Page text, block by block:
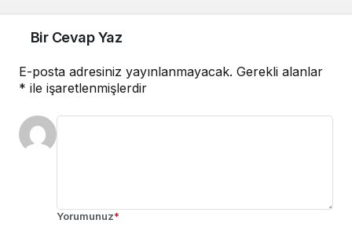
Bir Cevap Yaz
E-posta adresiniz yayınlanmayacak. Gerekli alanlar
* ile işaretlenmişlerdir
Yorumunuz*